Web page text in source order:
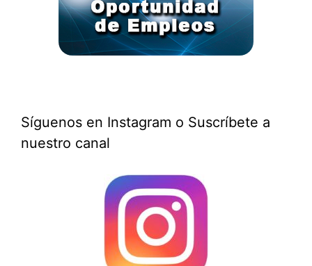
Síguenos en Instagram o Suscríbete a
nuestro canal